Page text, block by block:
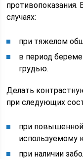
противопоказания.
случаях:
при тяжелом
в период
грудью.
Делать
при следующих
при
используемому
при наличии